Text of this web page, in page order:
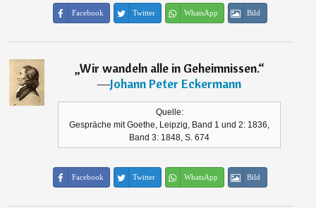
Facebook Twitter WhatsApp Bild
„Wir wandeln alle in Geheimnissen.“
―Johann Peter Eckermann
Quelle:
Gespräche mit Goethe, Leipzig, Band 1 und 2: 1836,
Band 3: 1848, S. 674
Facebook Twitter WhatsApp Bild